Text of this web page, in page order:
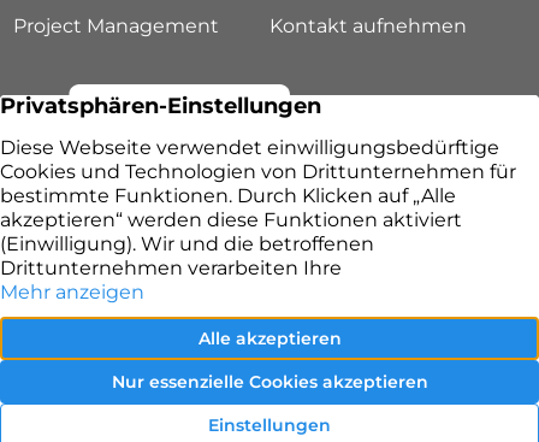
Project Management
Kontakt aufnehmen
Lang & Ruppert Immobilien – Ihr Immobilienmakler
in Fürth
Datenschutz